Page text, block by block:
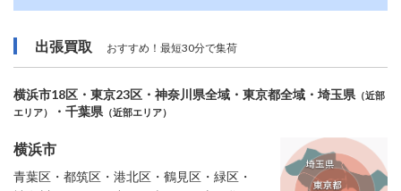
出張買取 おすすめ！最短30分で集荷
横浜市18区・東京23区・神奈川県全域・東京都全域・埼玉県 （近部
エリア）
・千葉県 （近部エリア）
横浜市
青葉区・都筑区・港北区・鶴見区・緑区・